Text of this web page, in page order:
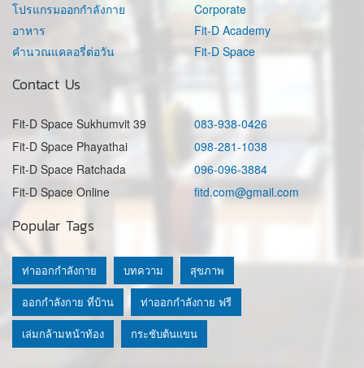
โปรแกรมออกกำลังกาย
อาหาร
คำนวณแคลอรี่ต่อวัน
Corporate
Fit-D Academy
Fit-D Space
Contact Us
Fit-D Space Sukhumvit 39
083-938-0426
Fit-D Space Phayathai
098-281-1038
Fit-D Space Ratchada
096-096-3884
Fit-D Space Online
fitd.com@gmail.com
Popular Tags
ท่าออกกำลังกาย บทความ สุขภาพ
ออกกำลังกาย ที่บ้าน ท่าออกกำลังกาย ฟรี
เล่มกล้ามหน้าท้อง กระชับต้นแขน